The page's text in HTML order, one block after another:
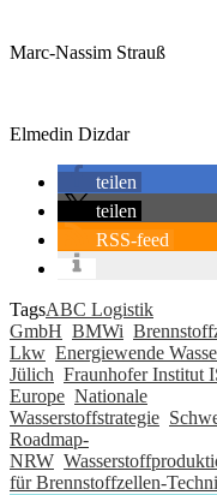
Marc-Nassim Strauß
Elmedin Dizdar
teilen
teilen
RSS-feed
TagsABC Logistik
GmbH BMWi
Lkw Energiewende
Jülich Fraunhofer Institut
Europe Nationale
Wasserstoffstrategie
Roadmap-
NRW
für Brennstoffzellen-